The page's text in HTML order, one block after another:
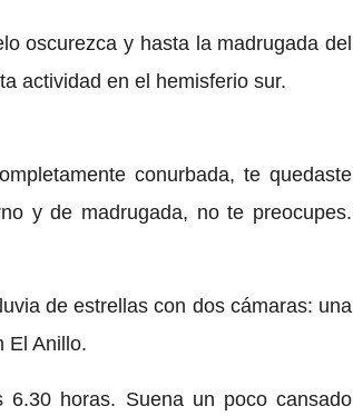
oscurezca y hasta la madrugada del
actividad en el hemisferio sur.
conurbada, te quedaste
y de madrugada, no te preocupes.
de estrellas con dos cámaras: una
El Anillo.
horas. Suena un poco cansado